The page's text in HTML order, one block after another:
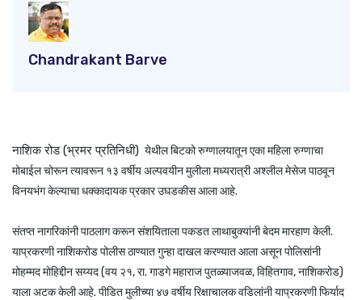
Chandrakant Barve
नाशिक रोड (भ्रमर प्रतिनिधी) येथील बिटको रुग्णालयातून एका महिला रुग्णाचा
मोबाईल चोरून त्यावरून १३ वर्षीय अल्पवयीन मुलीला मध्यरात्री अश्लील मेसेज पाठवून
विनयभंग केल्याचा धक्कादायक प्रकार उघडकीस आला आहे.
संतप्त नागरिकांनी पाठलाग करून संशयिताला पकडत लाथाबुक्यांनी बेदम मारहाण केली.
याप्रकरणी नाशिकरोड पोलीस ठाण्यात गुन्हा दाखल करण्यात आला असून पोलिसांनी
मोहम्मद मोहिद्दीन सय्यद (वय २१, रा. गाडगे महाराज पुतळ्याजवळ, विहितगाव, नाशिकरोड)
याला अटक केली आहे. पीडित मुलीच्या ४७ वर्षीय रिक्षाचालक वडिलांनी याप्रकरणी फिर्याद